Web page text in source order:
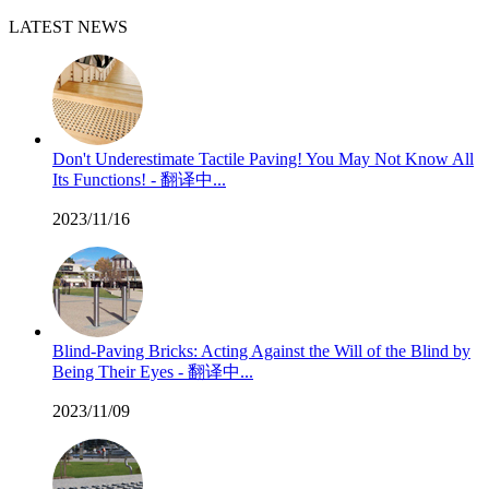
LATEST NEWS
Don't Underestimate Tactile Paving! You May Not Know All
Its Functions! - 翻译中...
2023/11/16
Blind-Paving Bricks: Acting Against the Will of the Blind by
Being Their Eyes - 翻译中...
2023/11/09